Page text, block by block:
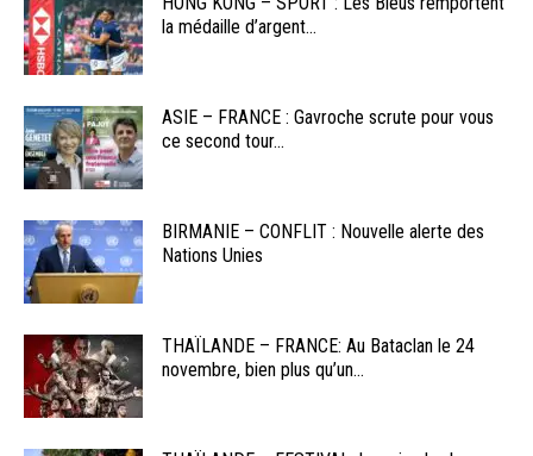
la médaille d’argent...
ASIE – FRANCE : Gavroche scrute pour vous
ce second tour...
BIRMANIE – CONFLIT : Nouvelle alerte des
Nations Unies
THAÏLANDE – FRANCE: Au Bataclan le 24
novembre, bien plus qu’un...